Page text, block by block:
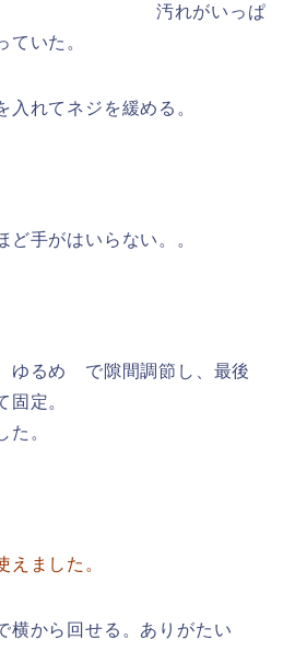
汚れがいっぱ
ていた。
入れてネジを緩める。
手がはいらない。。
ゆるめ で隙間調節し、最後
固定。
た。
えました。
横から回せる。ありがたい